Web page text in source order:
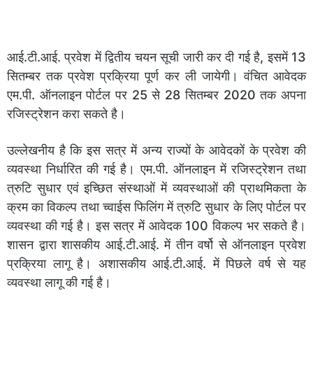
आई.टी.आई. प्रवेश में द्वितीय चयन सूची जारी कर दी गई है, इसमें 13
सितम्बर तक प्रवेश प्रक्रिया पूर्ण कर ली जायेगी। वंचित आवेदक
एम.पी. ऑनलाइन पोर्टल पर 25 से 28 सितम्बर 2020 तक अपना
रजिस्ट्रेशन करा सकते है।
उल्लेखनीय है कि इस सत्र में अन्य राज्यों के आवेदकों के प्रवेश की
व्यवस्था निर्धारित की गई है। एम.पी. ऑनलाइन में रजिस्ट्रेशन तथा
त्रुटि सुधार एवं इच्छित संस्थाओं में व्यवस्थाओं की प्राथमिकता के
क्रम का विकल्प तथा च्वाईस फिलिंग में त्रुटि सुधार के लिए पोर्टल पर
व्यवस्था की गई है। इस सत्र में आवेदक 100 विकल्प भर सकते है।
शासन द्वारा शासकीय आई.टी.आई. में तीन वर्षो से ऑनलाइन प्रवेश
प्रक्रिया लागू है। अशासकीय आई.टी.आई. में पिछले वर्ष से यह
व्यवस्था लागू की गई है।